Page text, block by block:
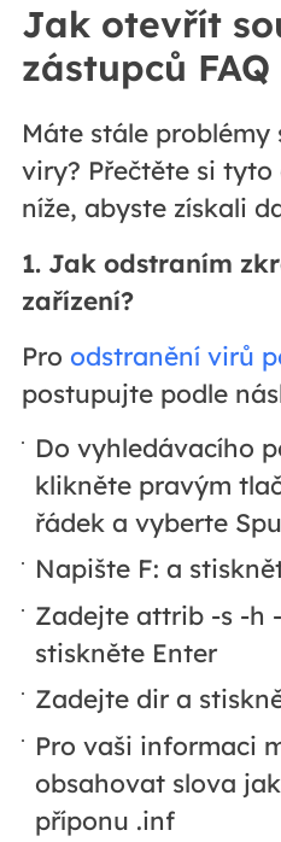
Jak otevřít
zástupců FAQ
Máte stále
viry? Přečtěte si
níže, abyste získali
1. Jak odstraním
zařízení?
Pro odstranění virů
postupujte podle
Do vyhledávacího
klikněte pravým
řádek a vyberte
Napište F: a
Zadejte attrib -s -h
stiskněte Enter
Zadejte dir a
Pro vaši informaci
obsahovat slova
příponu .inf